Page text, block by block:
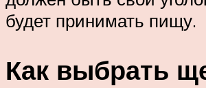
будет принимать пищу.
Как выбрать